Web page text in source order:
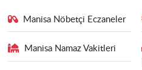
Manisa Nöbetçi Eczaneler
Manisa Namaz Vakitleri